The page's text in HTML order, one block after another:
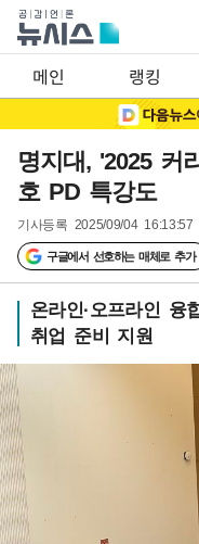
메인 랭킹
명지대, '2025 커
호 PD 특강도
기사등록 2025/09/04 16:13:57
구글에서 선호하는 매체로 추가
온라인·오프라인 융
취업 준비 지원